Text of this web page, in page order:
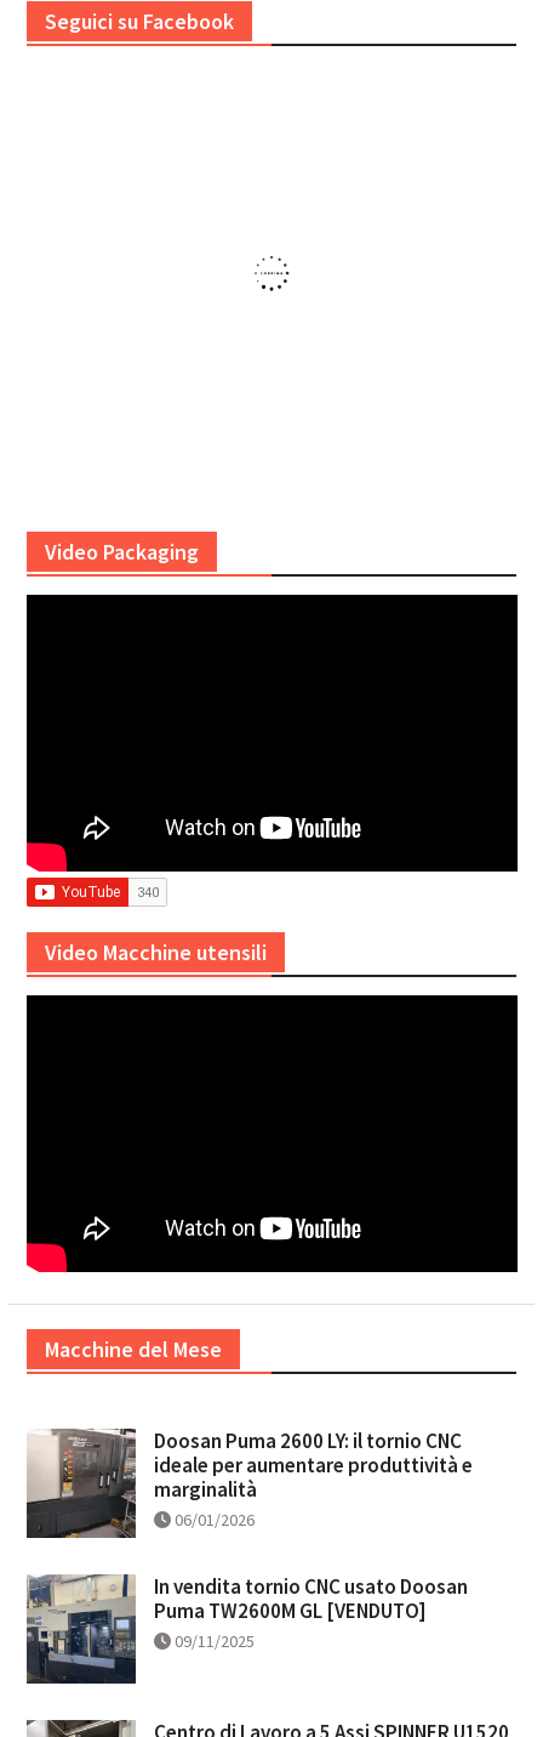
Seguici su Facebook
Video Packaging
Video Macchine utensili
Macchine del Mese
Doosan Puma 2600 LY: il tornio CNC
ideale per aumentare produttività e
marginalità
06/01/2026
In vendita tornio CNC usato Doosan
Puma TW2600M GL [VENDUTO]
09/11/2025